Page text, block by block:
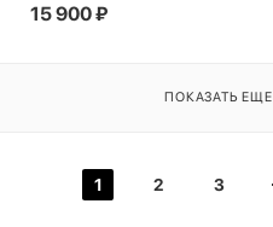
15 900₽
ПОКАЗАТЬ ЕЩЕ
1 2 3